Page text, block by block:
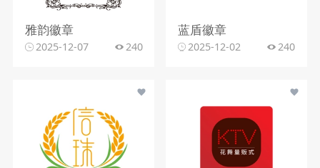
雅韵徽章
2025-12-07 240
蓝盾徽章
2025-12-02 240